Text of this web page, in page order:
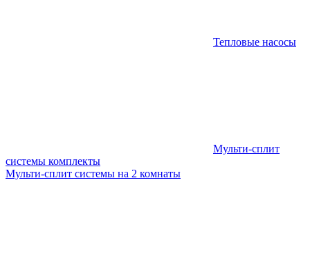
Тепловые насосы
Мульти-сплит
системы комплекты
Мульти-сплит системы на 2 комнаты